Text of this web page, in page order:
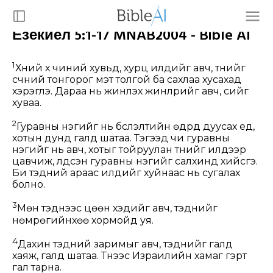
Езекиел 5:1-17 MNAB2004 - Bible AI
1Хүний хүү чиний хувьд, хурц илдийг авч, түүнийг
үсчний тонгорог мэт толгой ба сахлаа хусахад
хэрэглэ. Дараа нь жинлэх жинлүүрийг авч, үсийг
хуваа.
2 Гуравны нэгийг нь бүслэлтийн өдрүүд дуусах үед,
хотын дунд галд шатаа. Тэгээд чи гуравны
нэгийг нь авч, хотыг тойруулан түүнийг илдээр
цавчиж, үлдсэн гуравны нэгийг салхинд хийсгэ.
Би тэдний араас илдийг хуйнаас нь сугалах
болно.
3 Мөн тэднээс цөөн хэдийг авч, тэднийг
нөмрөгийнхөө хормойд уя.
4Дахин тэдний заримыг авч, тэднийг галд
хаяж, галд шатаа. Түүнээс Израилийн хамаг гэрт
гал тарна.